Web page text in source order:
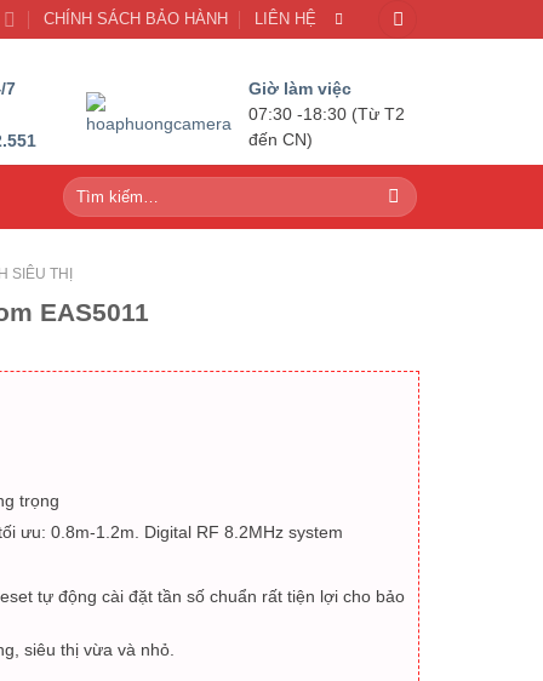
CHÍNH SÁCH BẢO HÀNH LIÊN HỆ
7 Giờ làm việc
07:30 -18:30 (Từ T2
đến CN)
Tìm
kiếm:
SIÊU THỊ
EAS5011
trọng
ưu: 0.8m-1.2m. Digital RF 8.2MHz system
tự động cài đặt tần số chuẩn rất tiện lợi cho bảo
siêu thị vừa và nhỏ.